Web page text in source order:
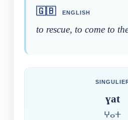
🇬🇧 ENGLISH
to rescue, to come to
ɣat
ⵖⴰⵜ